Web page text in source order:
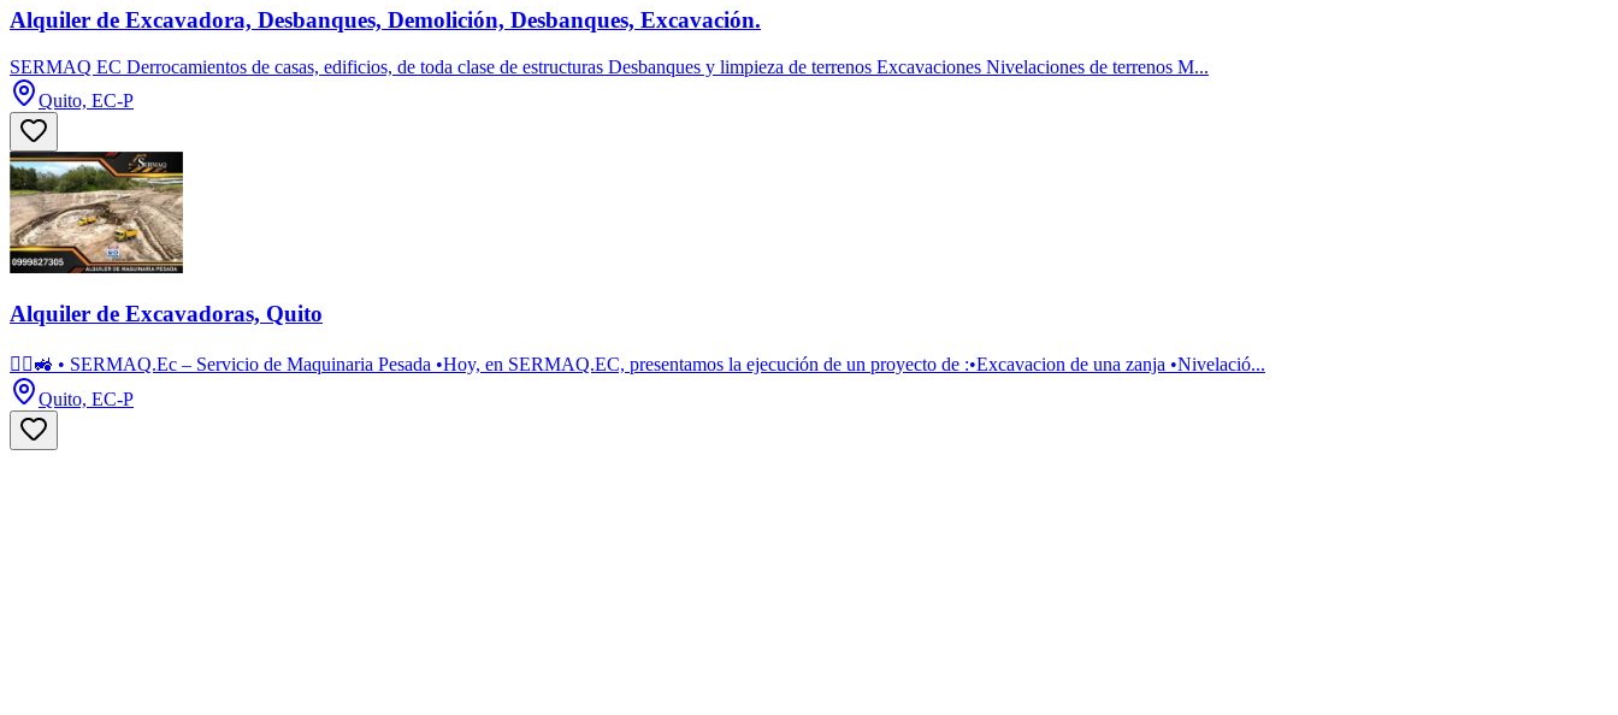
Alquiler de Excavadora, Desbanques, Demolición, Desbanques, Excavación.
SERMAQ EC Derrocamientos de casas, edificios, de toda clase de estructuras Desbanques y limpieza de terrenos Excavaciones Nivelaciones de terrenos M...
Quito, EC-P
Alquiler de Excavadoras, Quito
👷‍♂️🚜 • SERMAQ.Ec – Servicio de Maquinaria Pesada •Hoy, en SERMAQ.EC, presentamos la ejecución de un proyecto de :•Excavacion de una zanja •Nivelació...
Quito, EC-P